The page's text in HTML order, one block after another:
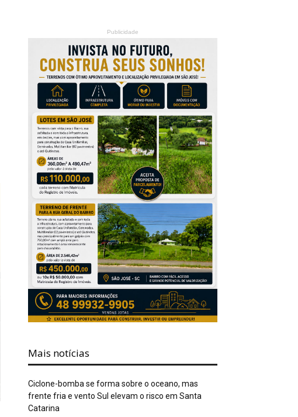
Publicidade
Mais notícias
Ciclone-bomba se forma sobre o oceano, mas
frente fria e vento Sul elevam o risco em Santa
Catarina